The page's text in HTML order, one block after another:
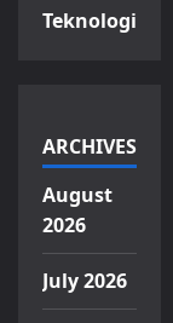
Teknologi
ARCHIVES
August
2026
July 2026